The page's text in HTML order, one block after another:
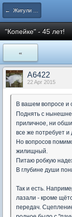
← Жигули - Нива - ШевиНива
"Копейке" - 45 лет!
«
А6422
22 Apr 2015
В вашем вопросе и
Поднять с
приличное, ни
все же потребует и
Но вопросов
жилищный.
Питаю робкую
В глубине души
Так и есть.
лазали - кроме
передач.